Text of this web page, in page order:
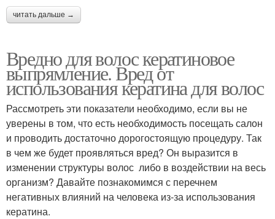
читать дальше →
Вредно для волос кератиновое
выпрямление. Вред от
использования кератина для волос
Рассмотреть эти показатели необходимо, если вы не
уверены в том, что есть необходимость посещать салон
и проводить достаточно дорогостоящую процедуру. Так
в чем же будет проявляться вред? Он выразится в
изменении структуры волос либо в воздействии на весь
организм? Давайте познакомимся с перечнем
негативных влияний на человека из-за использования
кератина.